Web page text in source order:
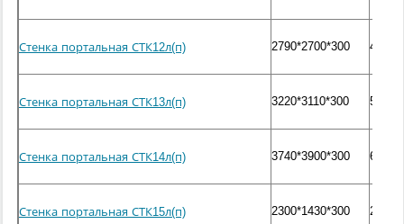
Стенка портальная СТК12л(п) 2790*2700*300 4200
Стенка портальная СТК13л(п) 3220*3110*300 5400
Стенка портальная СТК14л(п) 3740*3900*300 6200
Стенка портальная СТК15л(п) 2300*1430*300 2000